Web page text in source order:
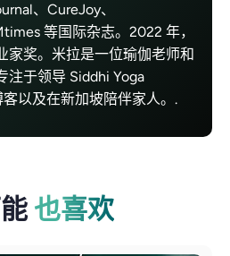
、CureJoy、
等国际杂志。2022 年，
家奖。米拉是一位瑜伽老师和
注于领导 Siddhi Yoga
以及在新加坡陪伴家人。.
也喜欢